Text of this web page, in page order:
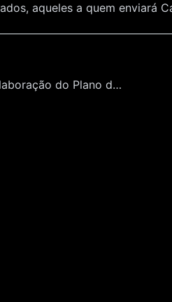
aqueles a quem enviará
Empresa Especializada na Revisão/ Elaboração do Plano de Cargos e Salários e do Manual de Gestão de Recursos Humanos do IDBrasil